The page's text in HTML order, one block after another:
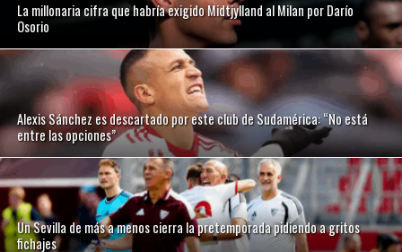
La millonaria cifra que habría exigido Midtjylland al Milan por Darío
Osorio
Alexis Sánchez es descartado por este club de Sudamérica: “No está
entre las opciones”
Un Sevilla de más a menos cierra la pretemporada pidiendo a gritos
fichajes